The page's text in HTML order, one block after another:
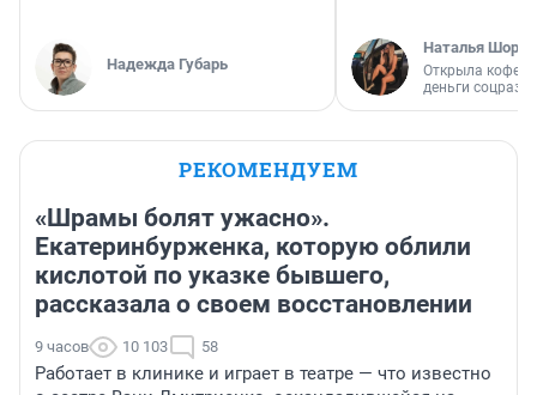
Надежда Губарь
Наталья
Открыла
деньги
РЕКОМЕНДУЕМ
«Шрамы болят ужасно».
Екатеринбурженка, которую облили
кислотой по указке бывшего,
рассказала о своем восстановлении
9 часов 10 103 58
Работает в клинике и играет в театре — что известно